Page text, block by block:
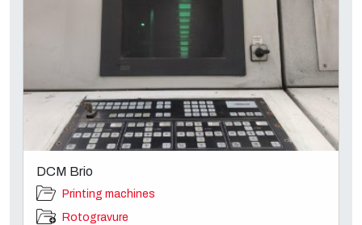
DCM Brio
Printing machines
Rotogravure